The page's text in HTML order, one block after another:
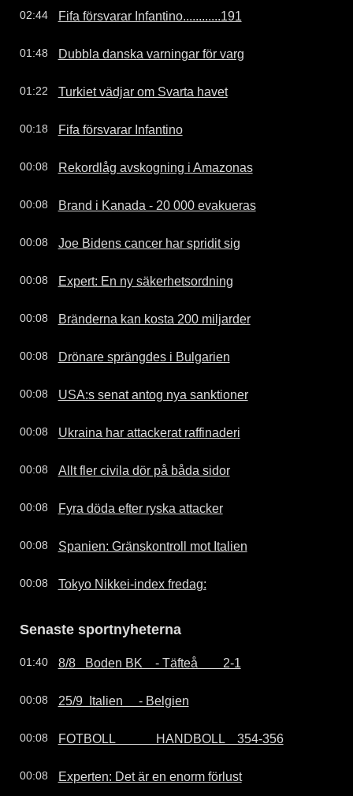
02:44 Fifa försvarar Infantino............191
01:48 Dubbla danska varningar för varg
01:22 Turkiet vädjar om Svarta havet
00:18 Fifa försvarar Infantino
00:08 Rekordlåg avskogning i Amazonas
00:08 Brand i Kanada - 20 000 evakueras
00:08 Joe Bidens cancer har spridit sig
00:08 Expert: En ny säkerhetsordning
00:08 Bränderna kan kosta 200 miljarder
00:08 Drönare sprängdes i Bulgarien
00:08 USA:s senat antog nya sanktioner
00:08 Ukraina har attackerat raffinaderi
00:08 Allt fler civila dör på båda sidor
00:08 Fyra döda efter ryska attacker
00:08 Spanien: Gränskontroll mot Italien
00:08 Tokyo Nikkei-index fredag:
Senaste sportnyheterna
01:40 8/8   Boden BK    - Täfteå        2-1
00:08 25/9  Italien     - Belgien
00:08 FOTBOLL             HANDBOLL    354-356
00:08 Experten: Det är en enorm förlust